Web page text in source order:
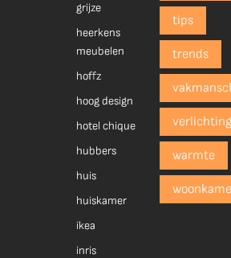
grijze
heerkens
meubelen
hoffz
hoog design
hotel chique
hubbers
huis
huiskamer
ikea
inris
tips
trends
warmte